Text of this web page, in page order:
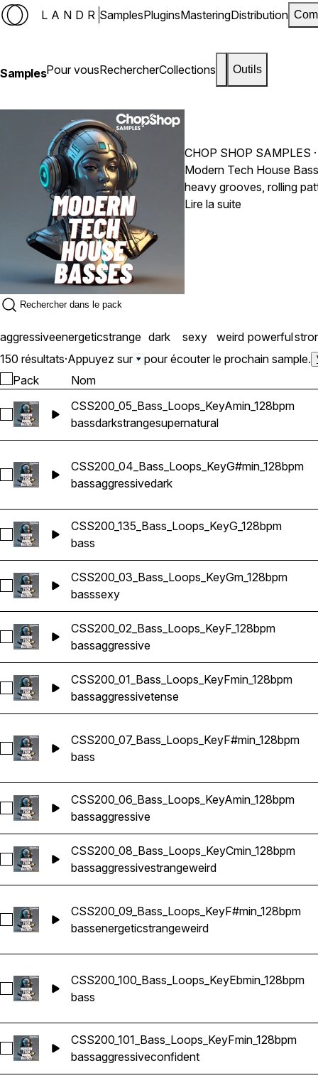
LANDR SamplesPluginsMasteringDistribution
SamplesPour vousRechercherCollections Outils
CHOP SHOP SAMPLES
Modern Tech House
heavy grooves, rolling
adding instant low-end
Lire la suite
aggressiveenergeticstrange dark sexy weird powerful
150 résultats·Appuyez sur pour écouter le prochain sample.
Pack Nom
Sélectionnez CSS200_05_Bass_Loops_KeyAmin_128bpm
CSS200_05_Bass_Loops_KeyAmin_128bpm
bassdarkstrangesupernatural
Sélectionnez CSS200_04_Bass_Loops_KeyG#min_128bpm
CSS200_04_Bass_Loops_KeyG#min_128bpm
bassaggressivedark
Sélectionnez CSS200_135_Bass_Loops_KeyG_128bpm
CSS200_135_Bass_Loops_KeyG_128bpm
bass
Sélectionnez CSS200_03_Bass_Loops_KeyGm_128bpm
CSS200_03_Bass_Loops_KeyGm_128bpm
basssexy
Sélectionnez CSS200_02_Bass_Loops_KeyF_128bpm
CSS200_02_Bass_Loops_KeyF_128bpm
bassaggressive
Sélectionnez CSS200_01_Bass_Loops_KeyFmin_128bpm
CSS200_01_Bass_Loops_KeyFmin_128bpm
bassaggressivetense
Sélectionnez CSS200_07_Bass_Loops_KeyF#min_128bpm
CSS200_07_Bass_Loops_KeyF#min_128bpm
bass
Sélectionnez CSS200_06_Bass_Loops_KeyAmin_128bpm
CSS200_06_Bass_Loops_KeyAmin_128bpm
bassaggressive
Sélectionnez CSS200_08_Bass_Loops_KeyCmin_128bpm
CSS200_08_Bass_Loops_KeyCmin_128bpm
bassaggressivestrangeweird
Sélectionnez CSS200_09_Bass_Loops_KeyF#min_128bpm
CSS200_09_Bass_Loops_KeyF#min_128bpm
bassenergeticstrangeweird
Sélectionnez CSS200_100_Bass_Loops_KeyEbmin_128bpm
CSS200_100_Bass_Loops_KeyEbmin_128bpm
bass
Sélectionnez CSS200_101_Bass_Loops_KeyFmin_128bpm
CSS200_101_Bass_Loops_KeyFmin_128bpm
bassaggressiveconfident